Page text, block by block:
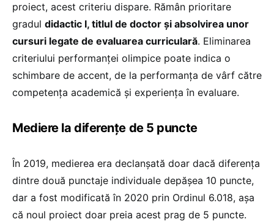
proiect, acest criteriu dispare. Rămân prioritare
gradul didactic I, titlul de doctor și absolvirea unor
cursuri legate de evaluarea curriculară. Eliminarea
criteriului performanței olimpice poate indica o
schimbare de accent, de la performanța de vârf către
competența academică și experiența în evaluare.
Mediere la diferențe de 5 puncte
În 2019, medierea era declanșată doar dacă diferența
dintre două punctaje individuale depășea 10 puncte,
dar a fost modificată în 2020 prin Ordinul 6.018, așa
că noul proiect doar preia acest prag de 5 puncte.